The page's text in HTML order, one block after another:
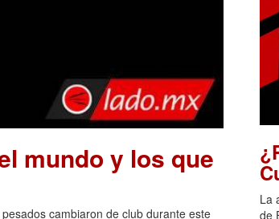
mundo y los que
cambiaron de club durante este
La
de